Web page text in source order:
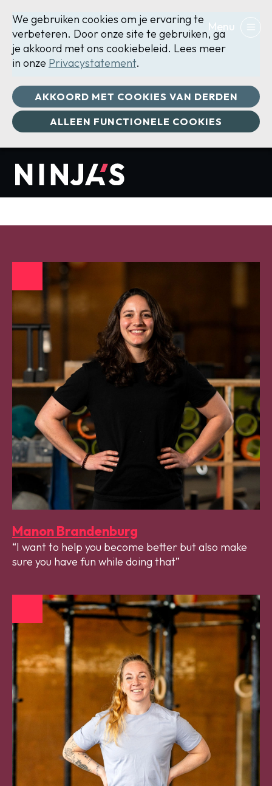
We gebruiken cookies om je ervaring te
verbeteren. Door onze site te gebruiken, ga
je akkoord met ons cookiebeleid. Lees meer
in onze Privacystatement.
AKKOORD MET COOKIES VAN DERDEN
ALLEEN FUNCTIONELE COOKIES
ONZE COACHES
cercertificeerde coaches die jou, op een veilige
manier, goed laten bewegen. En dat met plezier!
Manon Brandenburg
I want to help you become better but also make
sure you have fun while doing that